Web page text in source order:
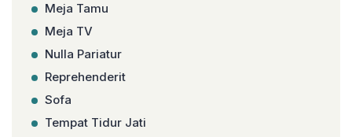
Meja Tamu
Meja TV
Nulla Pariatur
Reprehenderit
Sofa
Tempat Tidur Jati